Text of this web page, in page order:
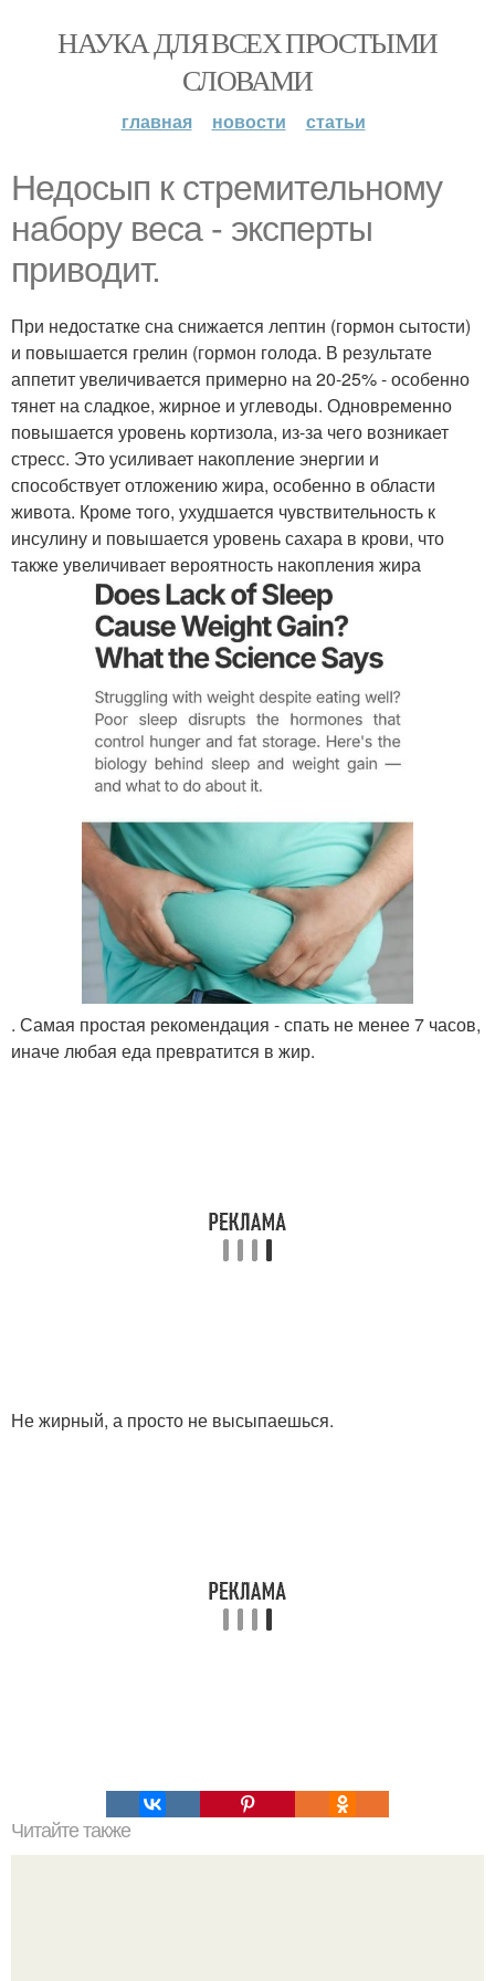
НАУКА ДЛЯ ВСЕХ ПРОСТЫМИ
СЛОВАМИ
главная новости статьи
Недосып к стремительному
набору веса - эксперты
приводит.
При недостатке сна снижается лептин (гормон сытости)
и повышается грелин (гормон голода. В результате
аппетит увеличивается примерно на 20-25% - особенно
тянет на сладкое, жирное и углеводы. Одновременно
повышается уровень кортизола, из-за чего возникает
стресс. Это усиливает накопление энергии и
способствует отложению жира, особенно в области
живота. Кроме того, ухудшается чувствительность к
инсулину и повышается уровень сахара в крови, что
также увеличивает вероятность накопления жира
. Самая простая рекомендация - спать не менее 7 часов,
иначе любая еда превратится в жир.
Не жирный, а просто не высыпаешься.
Читайте также